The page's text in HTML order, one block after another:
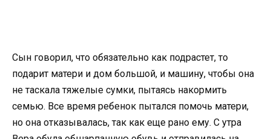
Сын говорил, что обязательно как подрастет, то
подарит матери и дом большой, и машину, чтобы она
не таскала тяжелые сумки, пытаясь накормить
семью. Все время ребенок пытался помочь матери,
но она отказывалась, так как еще рано ему. С утра